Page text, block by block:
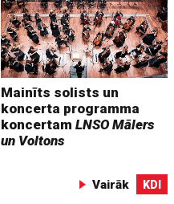
Mainīts solists un
koncerta programma
koncertamLNSO Mālers
un Voltons
Vairāk KDI